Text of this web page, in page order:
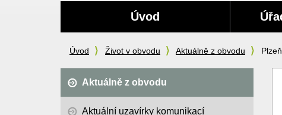
Úvod Život v obvodu Aktuálně z obvodu
Aktuálně z obvodu
Aktuální uzavírky komunikací
Úvod